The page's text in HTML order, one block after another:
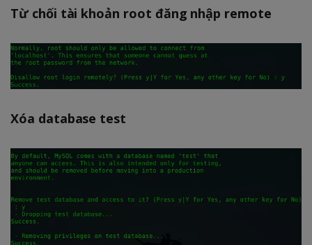
Từ chối tài khoản root đăng nhập remote
Xóa database test